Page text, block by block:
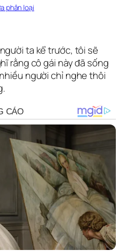
phân loại
ta kể trước, tôi sẽ
rằng cô gái này đã sống
người chỉ nghe thôi